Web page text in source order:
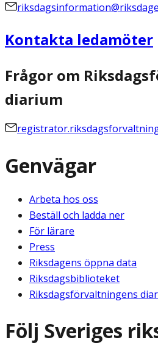
Kontakta ledamöter
Frågor om
diarium
Genvägar
Arbeta hos oss
Beställ och ladda ner
För lärare
Press
Riksdagens öppna data
Riksdagsbiblioteket
Riksdagsförvaltningens
Följ Sveriges